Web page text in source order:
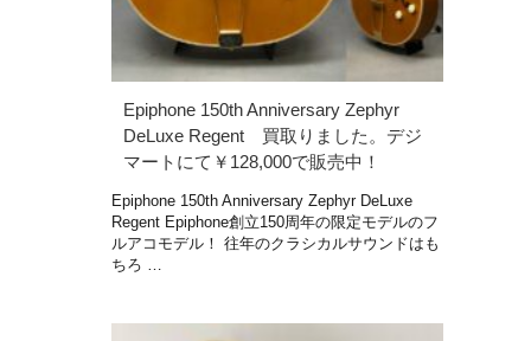
Epiphone 150th Anniversary Zephyr
DeLuxe Regent 買取りました。デジ
マートにて￥128,000で販売中！
Epiphone 150th Anniversary Zephyr DeLuxe
Regent Epiphone創立150周年の限定モデルのフ
ルアコモデル！ 往年のクラシカルサウンドはも
ちろ …